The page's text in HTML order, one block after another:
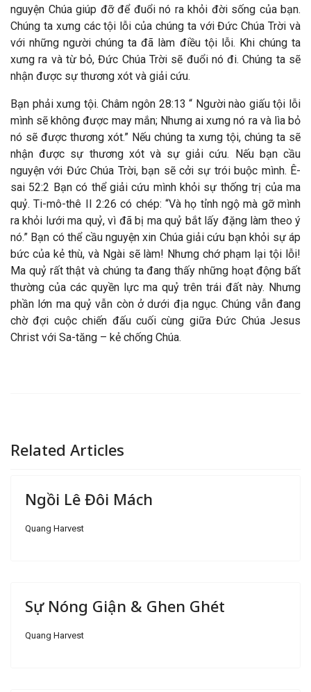
nguyện Chúa giúp đỡ để đuổi nó ra khỏi đời sống của bạn.
Chúng ta xưng các tội lỗi của chúng ta với Đức Chúa Trời và
với những người chúng ta đã làm điều tội lỗi. Khi chúng ta
xưng ra và từ bỏ, Đức Chúa Trời sẽ đuổi nó đi. Chúng ta sẽ
nhận được sự thương xót và giải cứu.
Bạn phải xưng tội. Châm ngôn 28:13 “ Người nào giấu tội lỗi
mình sẽ không được may mắn; Nhưng ai xưng nó ra và lìa bỏ
nó sẽ được thương xót.” Nếu chúng ta xưng tội, chúng ta sẽ
nhận được sự thương xót và sự giải cứu. Nếu bạn cầu
nguyện với Đức Chúa Trời, bạn sẽ cởi sự trói buộc mình. Ê-
sai 52:2 Bạn có thể giải cứu mình khỏi sự thống trị của ma
quỷ. Ti-mô-thê II 2:26 có chép: “Và họ tỉnh ngộ mà gỡ mình
ra khỏi lưới ma quỷ, vì đã bị ma quỷ bắt lấy đặng làm theo ý
nó.” Bạn có thể cầu nguyện xin Chúa giải cứu bạn khỏi sự áp
bức của kẻ thù, và Ngài sẽ làm! Nhưng chớ phạm lại tội lỗi!
Ma quỷ rất thật và chúng ta đang thấy những hoạt động bất
thường của các quyền lực ma quỷ trên trái đất này. Nhưng
phần lớn ma quỷ vẫn còn ở dưới địa ngục.Chúng vẫn đang
chờ đợi cuộc chiến đấu cuối cùng giữa Đức Chúa Jesus
Christ với Sa-tăng – kẻ chống Chúa.
Related Articles
Ngồi Lê Đôi Mách
Quang Harvest
Sự Nóng Giận & Ghen Ghét
Quang Harvest